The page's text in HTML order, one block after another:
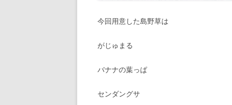
今回用意した島野草は
がじゅまる
バナナの葉っぱ
センダングサ